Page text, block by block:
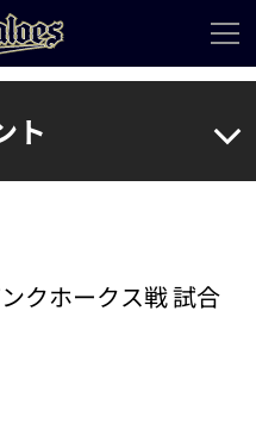
ト
クホークス戦 試合